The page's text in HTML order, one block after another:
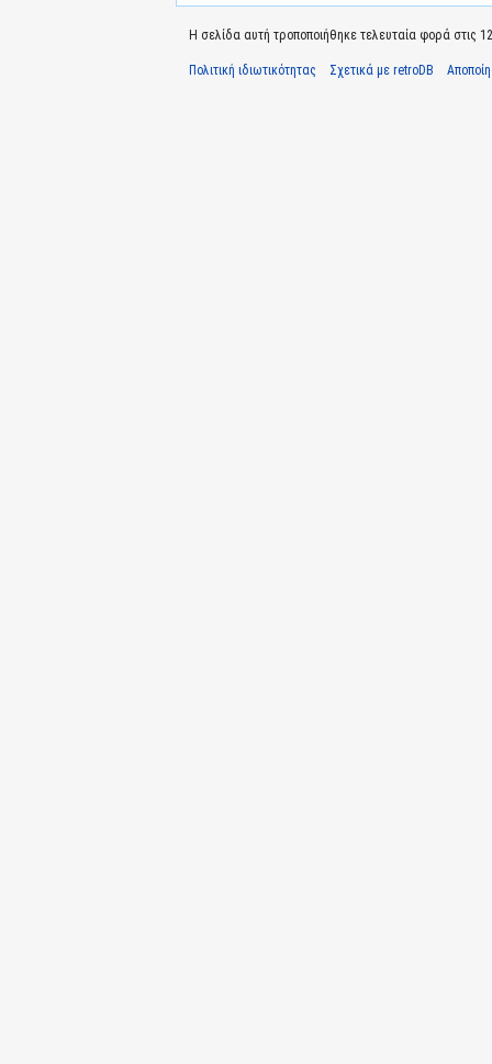
Η σελίδα αυτή τροποποιήθηκε τελευταία φορά στις 12
Πολιτική ιδιωτικότητας Σχετικά με retroDB